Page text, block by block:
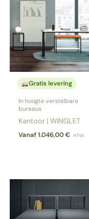
Gratis levering
In hoogte verstelbare
bureaus
Kantoor | WINGLET
Vanaf1.046,00€ HTVA